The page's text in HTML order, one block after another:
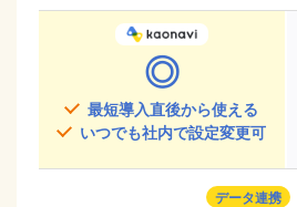
◎
最短導入直後から使える
いつでも社内で設定変更可
データ連携